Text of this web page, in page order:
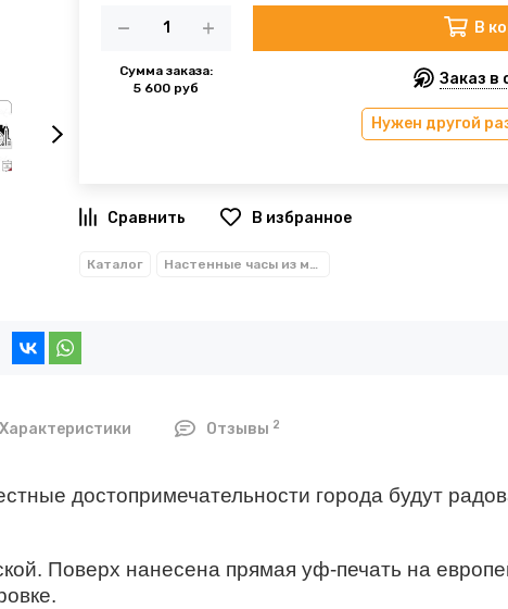
Сумма заказа:
5 600 руб
В
Заказ в
Нужен другой
В избранное
Каталог
Характеристики Отзывы 2
достопримечательности города будут
Поверх нанесена прямая уф-печать на